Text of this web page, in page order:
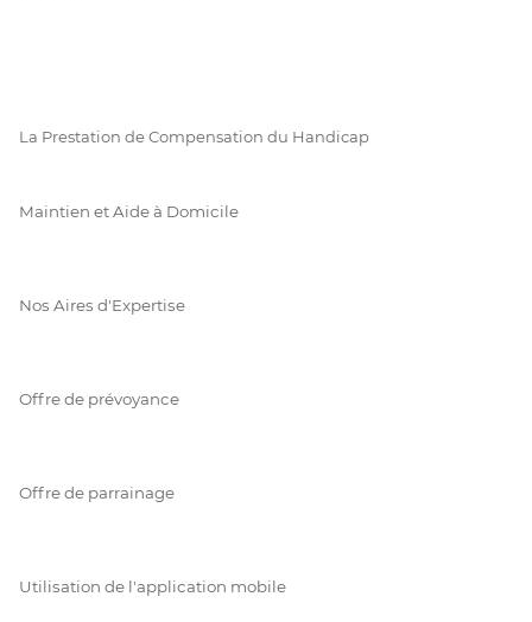
La Prestation de Compensation du Handicap
Maintien et Aide à Domicile
Nos Aires d'Expertise
Offre de prévoyance
Offre de parrainage
Utilisation de l'application mobile